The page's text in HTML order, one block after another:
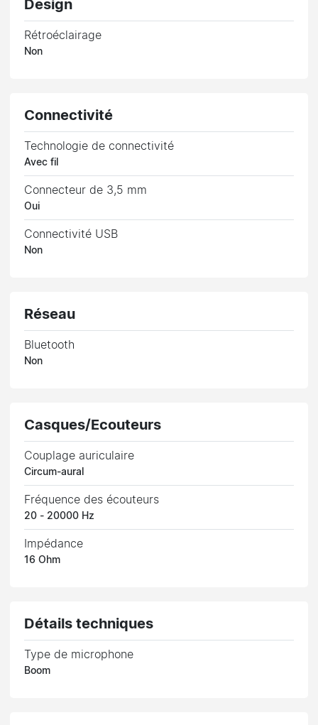
Design
Rétroéclairage
Non
Connectivité
Technologie de connectivité
Avec fil
Connecteur de 3,5 mm
Oui
Connectivité USB
Non
Réseau
Bluetooth
Non
Casques/Ecouteurs
Couplage auriculaire
Circum-aural
Fréquence des écouteurs
20 - 20000 Hz
Impédance
16 Ohm
Détails techniques
Type de microphone
Boom